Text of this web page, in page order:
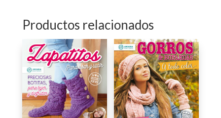
Productos relacionados